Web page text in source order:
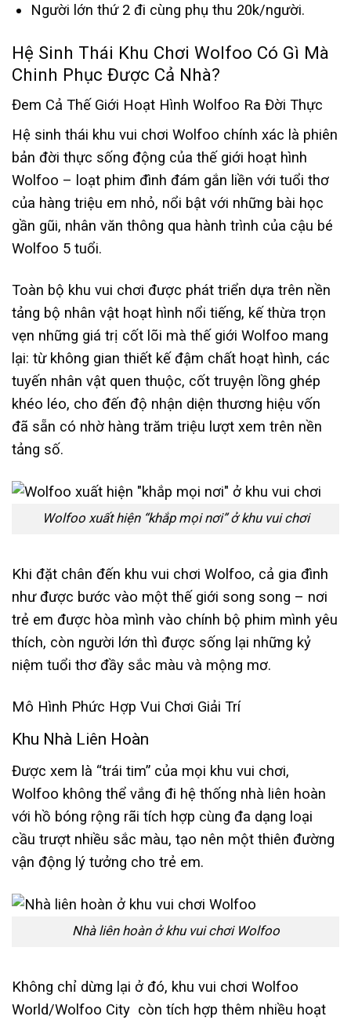
Người lớn thứ 2 đi cùng phụ thu 20k/người.
Hệ Sinh Thái Khu Chơi Wolfoo Có Gì Mà
Chinh Phục Được Cả Nhà?
Đem Cả Thế Giới Hoạt Hình Wolfoo Ra Đời Thực
Hệ sinh thái khu vui chơi Wolfoo chính xác là phiên
bản đời thực sống động của thế giới hoạt hình
Wolfoo – loạt phim đình đám gắn liền với tuổi thơ
của hàng triệu em nhỏ, nổi bật với những bài học
gần gũi, nhân văn thông qua hành trình của cậu bé
Wolfoo 5 tuổi.
Toàn bộ khu vui chơi được phát triển dựa trên nền
tảng bộ nhân vật hoạt hình nổi tiếng, kế thừa trọn
vẹn những giá trị cốt lõi mà thế giới Wolfoo mang
lại: từ không gian thiết kế đậm chất hoạt hình, các
tuyến nhân vật quen thuộc, cốt truyện lồng ghép
khéo léo, cho đến độ nhận diện thương hiệu vốn
đã sẵn có nhờ hàng trăm triệu lượt xem trên nền
tảng số.
Wolfoo xuất hiện “khắp mọi nơi” ở khu vui chơi
Khi đặt chân đến khu vui chơi Wolfoo, cả gia đình
như được bước vào một thế giới song song – nơi
trẻ em được hòa mình vào chính bộ phim mình yêu
thích, còn người lớn thì được sống lại những kỷ
niệm tuổi thơ đầy sắc màu và mộng mơ.
Mô Hình Phức Hợp Vui Chơi Giải Trí
Khu Nhà Liên Hoàn
Được xem là “trái tim” của mọi khu vui chơi,
Wolfoo không thể vắng đi hệ thống nhà liên hoàn
với hồ bóng rộng rãi tích hợp cùng đa dạng loại
cầu trượt nhiều sắc màu, tạo nên một thiên đường
vận động lý tưởng cho trẻ em.
Nhà liên hoàn ở khu vui chơi Wolfoo
Không chỉ dừng lại ở đó, khu vui chơi Wolfoo
World/Wolfoo City còn tích hợp thêm nhiều hoạt